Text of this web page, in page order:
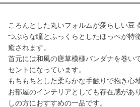
ころんとした丸いフォルムが愛らしい豆
つぶらな瞳とふっくらとしたほっぺが特
癒されます。
首元には和風の唐草模様バンダナを巻い
セントになっています。
もちもちとした柔らかな手触りで抱き心
お部屋のインテリアとしても存在感があ
しの方におすすめの一品です。